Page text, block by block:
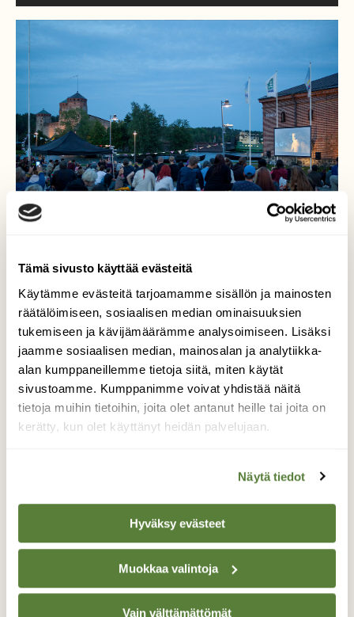
Tämä sivusto käyttää evästeitä
Käytämme evästeitä tarjoamamme sisällön ja mainosten
räätälöimiseen, sosiaalisen median ominaisuuksien
tukemiseen ja kävijämäärämme analysoimiseen. Lisäksi
jaamme sosiaalisen median, mainosalan ja analytiikka-
alan kumppaneillemme tietoja siitä, miten käytät
sivustoamme. Kumppanimme voivat yhdistää näitä
tietoja muihin tietoihin, joita olet antanut heille tai joita on
kerätty, kun olet käyttänyt heidän palvelujaan.
Näytä tiedot
Hyväksy evästeet
Muokkaa valintoja
Vain välttämättömät
Savonlinnassa nautitaan luontoelokuvista jo 10.
kerran – juhlavuoden ohjelmistossa filmiajan
klassikoita, ajankohtaisia uutuuksia ja
venäläistä elokuvaa
LUONTO